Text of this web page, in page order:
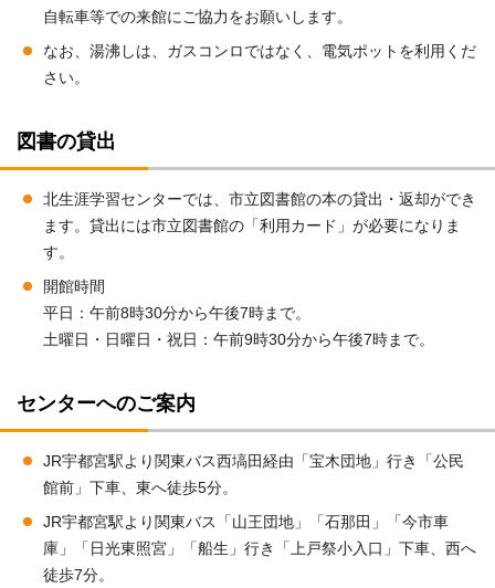
自転車等での来館にご協力をお願いします。
なお、湯沸しは、ガスコンロではなく、電気ポットを利用くだ
さい。
図書の貸出
北生涯学習センターでは、市立図書館の本の貸出・返却ができ
ます。貸出には市立図書館の「利用カード」が必要になりま
す。
開館時間
平日：午前8時30分から午後7時まで。
土曜日・日曜日・祝日：午前9時30分から午後7時まで。
センターへのご案内
JR宇都宮駅より関東バス西塙田経由「宝木団地」行き「公民
館前」下車、東へ徒歩5分。
JR宇都宮駅より関東バス「山王団地」「石那田」「今市車
庫」「日光東照宮」「船生」行き「上戸祭小入口」下車、西へ
徒歩7分。